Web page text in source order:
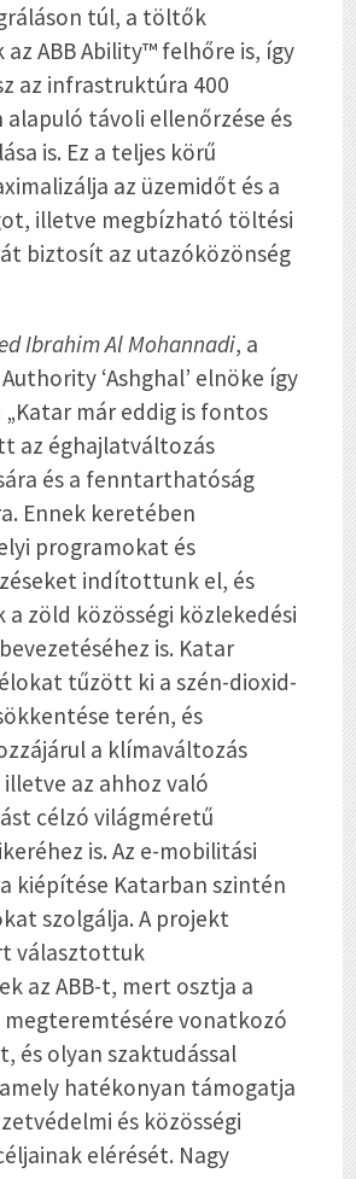
túl, a töltők
ABB Ability™ felhőre is, így
az infrastruktúra 400
távoli ellenőrzése és
is. Ez a teljes körű
az üzemidőt és a
illetve megbízható töltési
biztosít az utazóközönség
Ibrahim Al Mohannadi, a
‘Ashghal’ elnöke így
már eddig is fontos
az éghajlatváltozás
és a fenntarthatóság
Ennek keretében
programokat és
indítottunk el, és
zöld közösségi közlekedési
is. Katar
tűzött ki a szén-dioxid-
terén, és
a klímaváltozás
az ahhoz való
célzó világméretű
is. Az e-mobilitási
kiépítése Katarban szintén
szolgálja. A projekt
választottuk
az ABB-t, mert osztja a
vonatkozó
és olyan szaktudással
hatékonyan támogatja
és közösségi
elérését. Nagy